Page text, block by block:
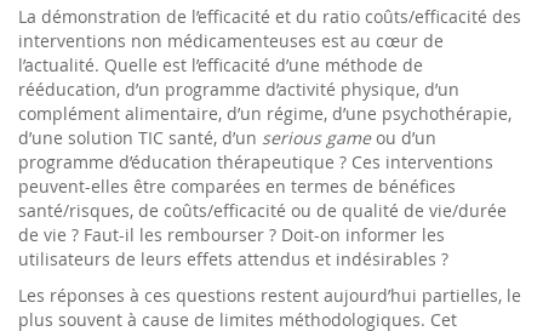
La démonstration de l’efficacité et du ratio coûts/efficacité des
interventions non médicamenteuses est au cœur de
l’actualité. Quelle est l’efficacité d’une méthode de
rééducation, d’un programme d’activité physique, d’un
complément alimentaire, d’un régime, d’une psychothérapie,
d’une solution TIC santé, d’un serious gameou d’un
programme d’éducation thérapeutique ? Ces interventions
peuvent-elles être comparées en termes de bénéfices
santé/risques, de coûts/efficacité ou de qualité de vie/durée
de vie ? Faut-il les rembourser ? Doit-on informer les
utilisateurs de leurs effets attendus et indésirables ?
Les réponses à ces questions restent aujourd’hui partielles, le
plus souvent à cause de limites méthodologiques. Cet